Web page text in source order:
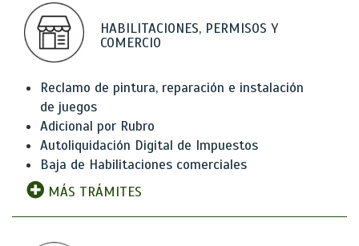
HABILITACIONES, PERMISOS Y
COMERCIO
Reclamo de pintura, reparación e instalación
de juegos
Adicional por Rubro
Autoliquidación Digital de Impuestos
Baja de Habilitaciones comerciales
MÁS TRÁMITES